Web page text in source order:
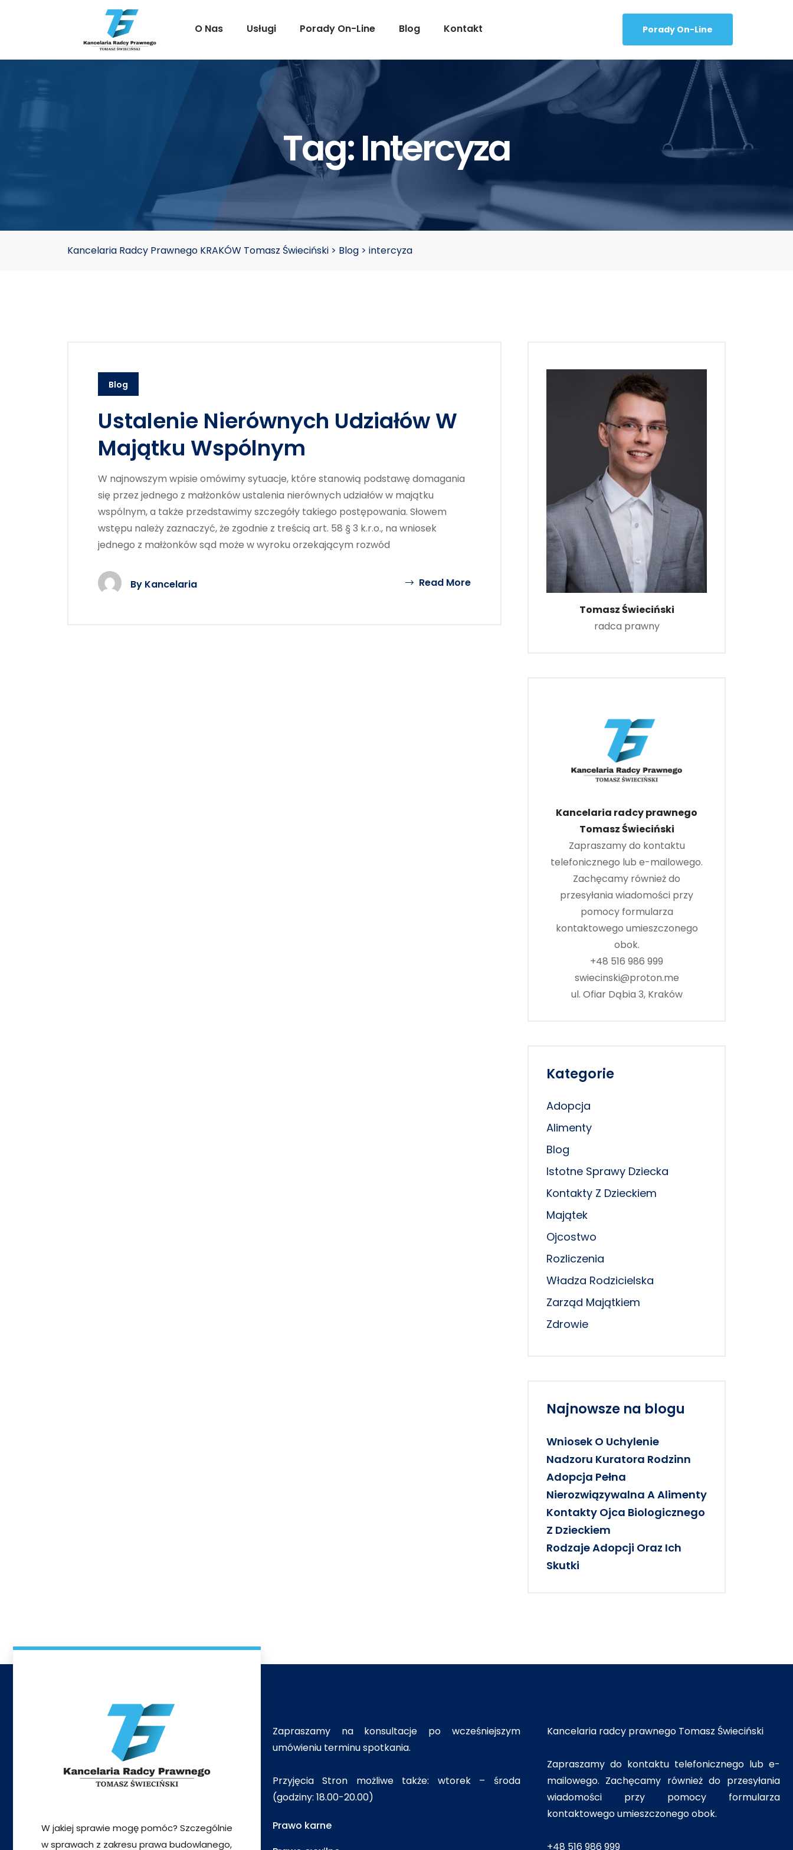
O Nas Usługi Porady On-Line Blog Kontakt Porady On-Line
Tag:Intercyza
Kancelaria Radcy Prawnego KRAKÓW Tomasz Świeciński > Blog > intercyza
Blog
Ustalenie Nierównych Udziałów W
Majątku Wspólnym
W najnowszym wpisie omówimy sytuacje, które stanowią podstawę domagania
się przez jednego z małżonków ustalenia nierównych udziałów w majątku
wspólnym, a także przedstawimy szczegóły takiego postępowania. Słowem
wstępu należy zaznaczyć, że zgodnie z treścią art. 58 § 3 k.r.o., na wniosek
jednego z małżonków sąd może w wyroku orzekającym rozwód
By Kancelaria Read More
Tomasz Świeciński
radca prawny
Kancelaria radcy prawnego
Tomasz Świeciński
Zapraszamy do kontaktu
telefonicznego lub e-mailowego.
Zachęcamy również do
przesyłania wiadomości przy
pomocy formularza
kontaktowego umieszczonego
obok.
+48 516 986 999
swiecinski@proton.me
ul. Ofiar Dąbia 3, Kraków
Kategorie
Adopcja
Alimenty
Blog
Istotne Sprawy Dziecka
Kontakty Z Dzieckiem
Majątek
Ojcostwo
Rozliczenia
Władza Rodzicielska
Zarząd Majątkiem
Zdrowie
Najnowsze na blogu
Wniosek O Uchylenie
Nadzoru Kuratora Rodzinn
Adopcja Pełna
Nierozwiązywalna A Alimenty
Kontakty Ojca Biologicznego
Z Dzieckiem
Rodzaje Adopcji Oraz Ich
Skutki
W jakiej sprawie mogę pomóc? Szczególnie
w sprawach z zakresu prawa budowlanego,
Zapraszamy na konsultacje po wcześniejszym
umówieniu terminu spotkania.
Przyjęcia Stron możliwe także: wtorek – środa
(godziny: 18.00-20.00)
Prawo karne
Kancelaria radcy prawnego Tomasz Świeciński
Zapraszamy do kontaktu telefonicznego lub e-
mailowego. Zachęcamy również do przesyłania
wiadomości przy pomocy formularza
kontaktowego umieszczonego obok.
+48 516 986 999